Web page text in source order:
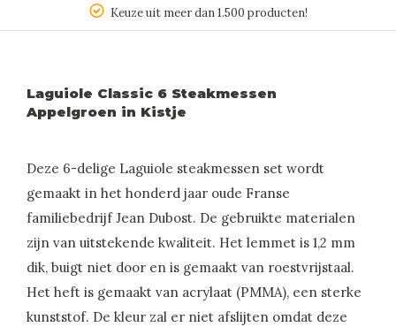
Keuze uit meer dan 1.500 producten!
Laguiole Classic 6 Steakmessen
Appelgroen in Kistje
Deze 6-delige Laguiole steakmessen set wordt
gemaakt in het honderd jaar oude Franse
familiebedrijf Jean Dubost. De gebruikte materialen
zijn van uitstekende kwaliteit. Het lemmet is 1,2 mm
dik, buigt niet door en is gemaakt van roestvrijstaal.
Het heft is gemaakt van acrylaat (PMMA), een sterke
kunststof. De kleur zal er niet afslijten omdat deze